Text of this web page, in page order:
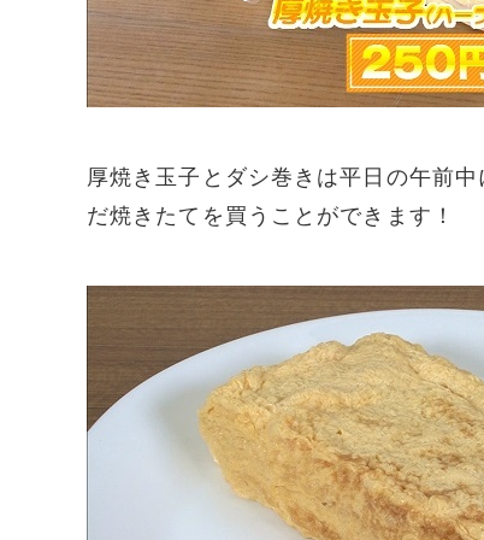
厚焼き玉子とダシ巻きは平日の午前
だ焼きたてを買うことができます！